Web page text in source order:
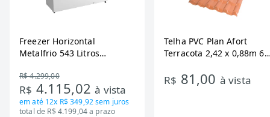
Freezer Horizontal
Metalfrio 543 Litros
Tecnologia Inverter, Branco,
Bivolt
R$ 4.299,00
R$ 4.115,02à vista
em até 12x R$ 349,92sem juros
total de R$ 4.199,04 a prazo
Telha PVC Plan Afort
Terracota 2,42 x 0,88m 6
R$ 81,00 à vista